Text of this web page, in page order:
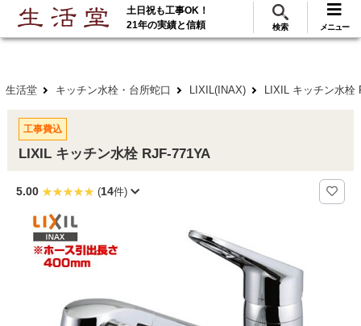
ご利用 288万･工事実績117万件! 無料見積
土日祝も工事OK！
21年の実績と信頼
検索 メニュー
生活堂 キッチン水栓・台所蛇口 LIXIL(INAX) LIXIL キッチン水栓
工事費込
LIXIL キッチン水栓 RJF-771YA
5.00 (14件)